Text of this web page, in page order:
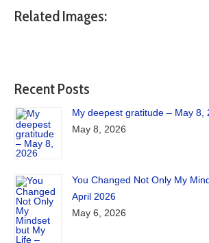
Related Images:
Recent Posts
My deepest gratitude – May 8,
May 8, 2026
You Changed Not Only My
April 2026
May 6, 2026